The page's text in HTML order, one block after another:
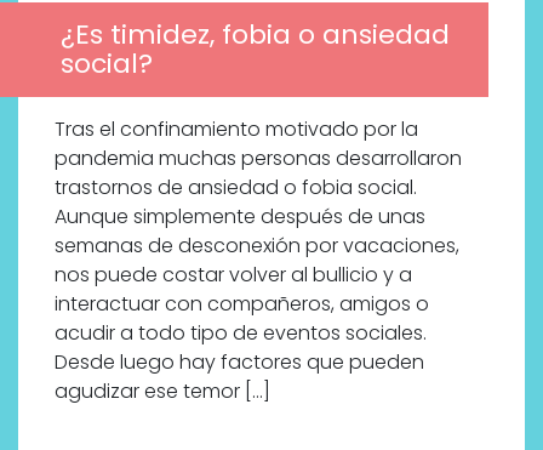
¿Es timidez, fobia o ansiedad
social?
Tras el confinamiento motivado por la
pandemia muchas personas desarrollaron
trastornos de ansiedad o fobia social.
Aunque simplemente después de unas
semanas de desconexión por vacaciones,
nos puede costar volver al bullicio y a
interactuar con compañeros, amigos o
acudir a todo tipo de eventos sociales.
Desde luego hay factores que pueden
agudizar ese temor […]